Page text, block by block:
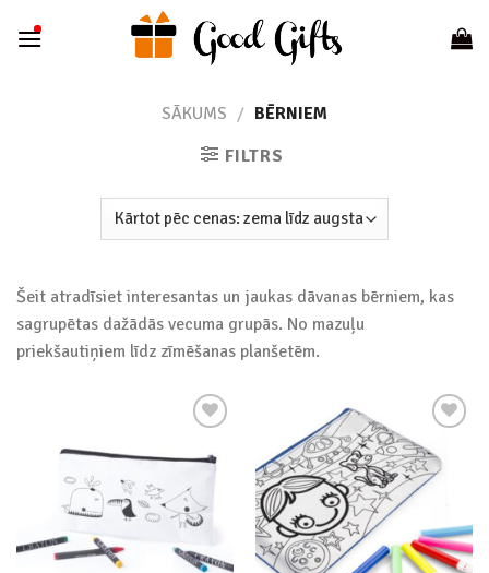
SĀKUMS / BĒRNIEM
FILTRS
Šeit atradīsiet interesantas un jaukas dāvanas bērniem, kas
sagrupētas dažādās vecuma grupās. No mazuļu
priekšautiņiem līdz zīmēšanas planšetēm.
wishlist
Add to